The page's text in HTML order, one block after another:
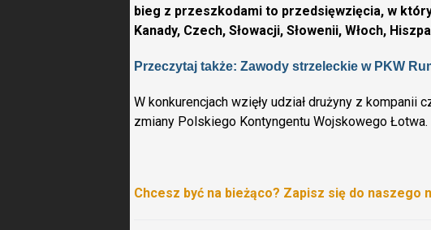
bieg z przeszkodami to przedsięwzięcia, w
Kanady, Czech, Słowacji, Słowenii, Włoch,
Przeczytaj także: Zawody strzeleckie w PKW
W konkurencjach wzięły udział drużyny z kompanii
zmiany Polskiego Kontyngentu Wojskowego Łotwa.
Chcesz być na bieżąco? Zapisz się do naszego